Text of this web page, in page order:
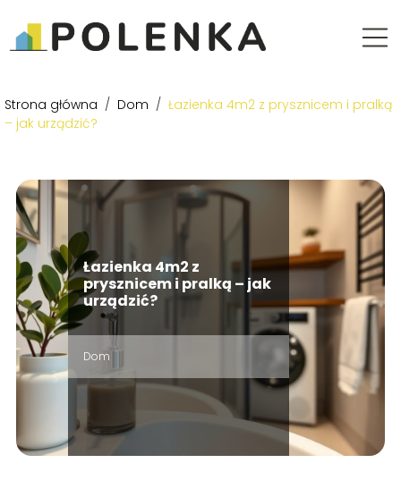
Strona główna / Dom / Łazienka 4m2 z prysznicem i pralką
– jak urządzić?
Łazienka 4m2 z
prysznicem i pralką – jak
urządzić?
Dom